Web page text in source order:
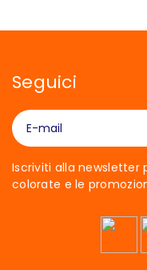
Seguici
Iscriviti alla newsletter
colorate e le